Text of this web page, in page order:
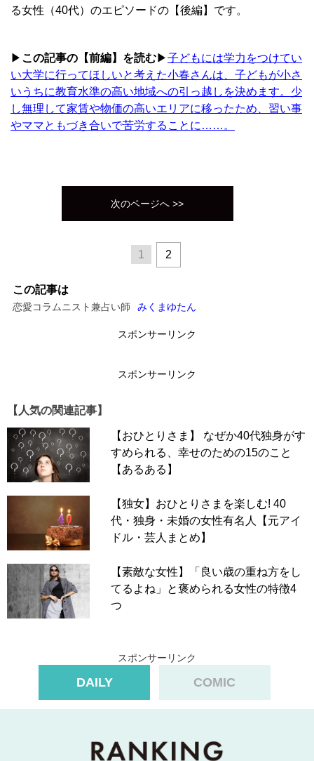
る女性（40代）のエピソードの【後編】です。
▶ この記事の【前編】を読む▶子どもには学力をつけてい
い大学に行ってほしいと考えた小春さんは、子どもが小さ
いうちに教育水準の高い地域への引っ越しを決めます。少
し無理して家賃や物価の高いエリアに移ったため、習い事
やママともづき合いで苦労することに……。
次のページへ >>
1 2
この記事は
恋愛コラムニスト兼占い師 みくまゆたん
スポンサーリンク
スポンサーリンク
【人気の関連記事】
【おひとりさま】 なぜか40代独身がす
すめられる、幸せのための15のこと
【あるある】
【独女】おひとりさまを楽しむ! 40
代・独身・未婚の女性有名人【元アイ
ドル・芸人まとめ】
【素敵な女性】「良い歳の重ね方をし
てるよね」と褒められる女性の特徴4
つ
スポンサーリンク
DAILY COMIC